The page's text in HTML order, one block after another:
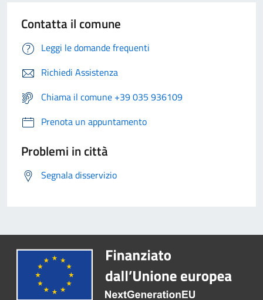
Contatta il comune
Leggi le domande frequenti
Richiedi Assistenza
Chiama il comune +39 035 936109
Prenota un appuntamento
Problemi in città
Segnala disservizio